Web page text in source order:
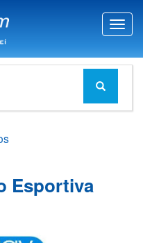
T
o
g
g
n
Esportiva